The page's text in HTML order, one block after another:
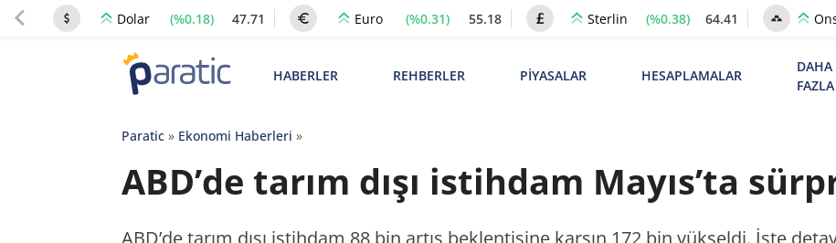
Dolar (%0.18) 47.71 Euro (%0.31) 55.18 Sterlin (%0.38) 64.41
HABERLER REHBERLER PİYASALAR HESAPLAMALAR
DAHA
FAZLA
Paratic» Ekonomi Haberleri »
ABD’de tarım dışı istihdam Mayıs’ta
ABD’de tarım dışı istihdam 88 bin artış beklentisine karşın 172 bin yükseldi. İşte